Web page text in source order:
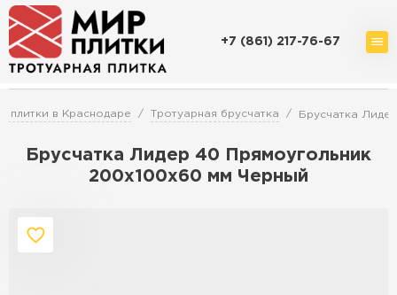
+7 (861) 217-76-67
плитки в Краснодаре Тротуарная брусчатка Брусчатка
Брусчатка Лидер 40 Прямоугольник
200х100х60 мм Черный